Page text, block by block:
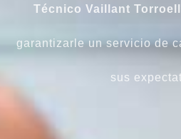
Técnico Vaillant
garantizarle un servicio de
sus